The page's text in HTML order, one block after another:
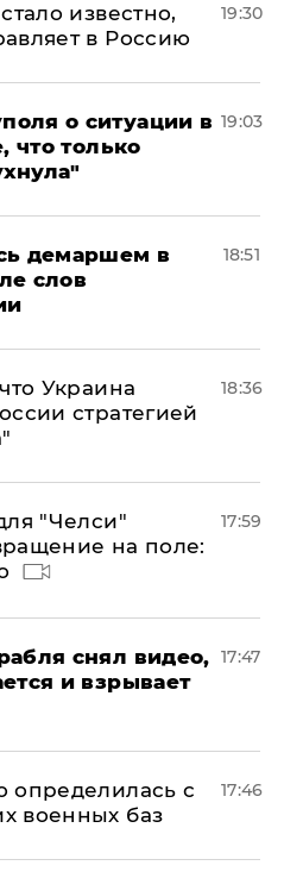
известно,
в Россию
19:30
о ситуации в
что только
19:03
демаршем в
слов
18:51
Украина
стратегией
18:36
"Челси"
на поле:
17:59
снял видео,
и взрывает
17:47
определилась с
военных баз
17:46